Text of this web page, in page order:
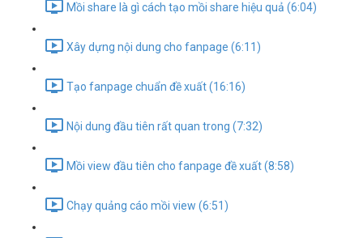
Mồi share là gì cách tạo mồi share hiệu quả (6:04)
Xây dựng nội dung cho fanpage (6:11)
Tạo fanpage chuẩn đề xuất (16:16)
Nội dung đầu tiên rất quan trong (7:32)
Mồi view đầu tiên cho fanpage đề xuất (8:58)
Chạy quảng cáo mồi view (6:51)